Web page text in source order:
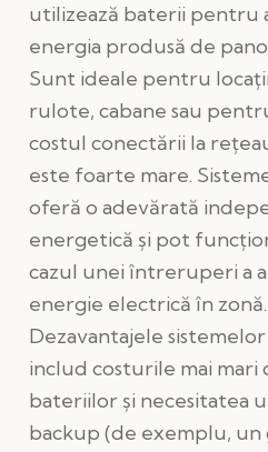
utilizează baterii pentru
energia produsă de
Sunt ideale pentru
rulote, cabane sau
costul conectării la
este foarte mare.
oferă o adevărată
energetică și pot
cazul unei întreruperi a
energie electrică în zonă.
Dezavantajele
includ costurile mai mari
bateriilor și necesitatea
backup (de exemplu,